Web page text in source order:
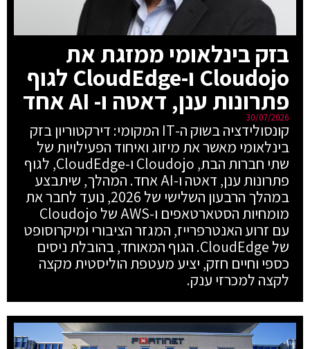
בזק בינלאומי ממזגת את
Cloudojo ו-CloudEdge לגוף
פתרונות ענן, דאטה ו- AI אחד
30/07/2026
קונסולידציה בשוק ה-IT המקומי: דירקטוריון בזק
בינלאומי מאשר את מיזוג ואיחוד הפעילויות של
שתי חברות הבת, Cloudojo ו-CloudEdge, לגוף
פתרונות ענן, דאטה ו-AI אחד. המהלך, שיתבצע
במהלך הרבעון השלישי של 2026, נועד לחבר את
מומחיות הסטארטאפים ו-AWS של Cloudojo
עם זרוע האנטרפרייז, המגזר הציבורי ומיקרוסופט
של CloudEdge. הגוף המאוחד, בהובלת ניסים
כספי וחיים חזק, יציע מעטפת הוליסטית מקצה
לקצה למכרזי ענק.